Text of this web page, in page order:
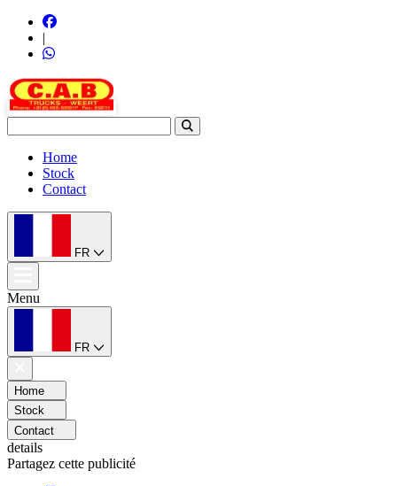
|
Home
Stock
Contact
FR
Menu
FR
Home
Stock
Contact
details
Partagez cette publicité